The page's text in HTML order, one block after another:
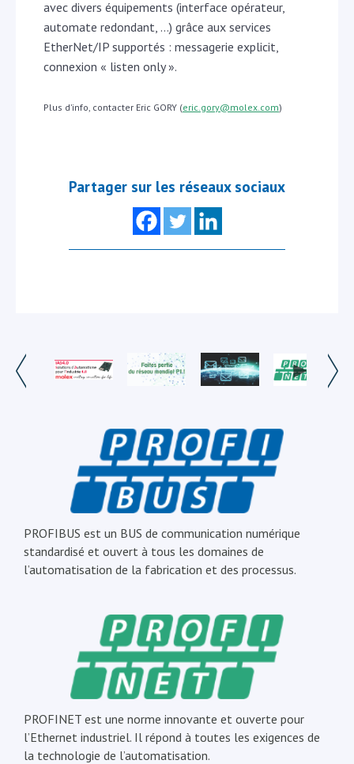
avec divers équipements (interface opérateur,
automate redondant, …) grâce aux services
EtherNet/IP supportés : messagerie explicit,
connexion « listen only ».
Plus d’info, contacter Eric GORY (eric.gory@molex.com)
Partager sur les réseaux sociaux
PROFIBUS est un BUS de communication numérique
standardisé et ouvert à tous les domaines de
l’automatisation de la fabrication et des processus.
PROFINET est une norme innovante et ouverte pour
l’Ethernet industriel. Il répond à toutes les exigences de
la technologie de l’automatisation.